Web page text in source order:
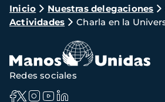
Ruta
de
navegación
Inicio Nuestras delegaciones
Actividades
Charla en la
Redes sociales